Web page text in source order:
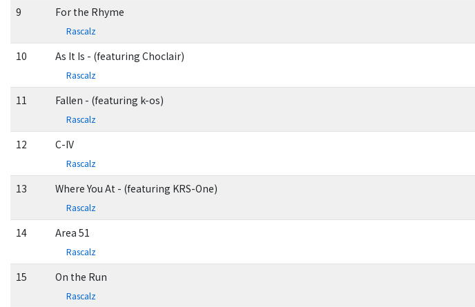
9 For the Rhyme
Rascalz
10 As It Is - (featuring Choclair)
Rascalz
11 Fallen - (featuring k-os)
Rascalz
12 C-IV
Rascalz
13 Where You At - (featuring KRS-One)
Rascalz
14 Area 51
Rascalz
15 On the Run
Rascalz